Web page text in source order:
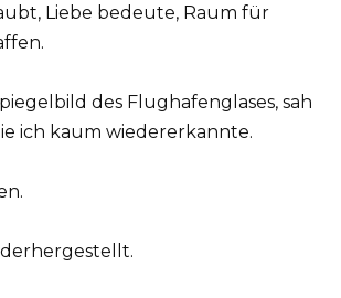
Liebe bedeute, Raum für
des Flughafenglases, sah
ich kaum wiedererkannte.